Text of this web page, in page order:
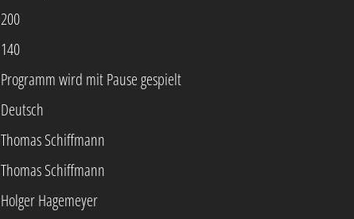
200
140
Programm wird mit Pause gespielt
Deutsch
Thomas Schiffmann
Thomas Schiffmann
Holger Hagemeyer